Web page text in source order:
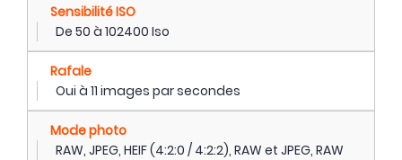
Sensibilité ISO
De 50 à 102400 Iso
Rafale
Oui à 11 images par secondes
Mode photo
RAW, JPEG, HEIF (4:2:0 / 4:2:2), RAW et JPEG, RAW